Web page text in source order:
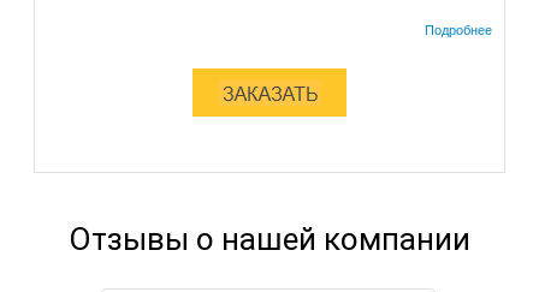
Отзывы о нашей компании